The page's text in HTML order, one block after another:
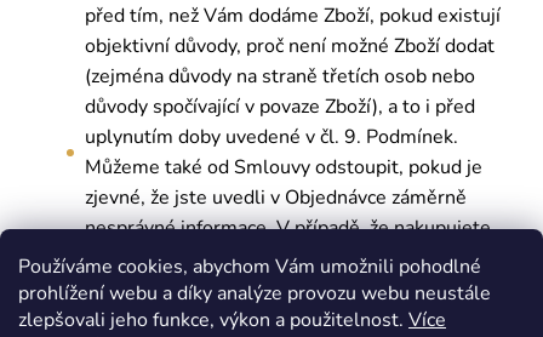
Používáme cookies, abychom Vám umožnili pohodlné
prohlížení webu a díky analýze provozu webu neustále
zlepšovali jeho funkce, výkon a použitelnost. Více
před tím, než Vám dodáme Zboží, pokud existují
objektivní důvody, proč není možné Zboží dodat
(zejména důvody na straně třetích osob nebo
důvody spočívající v povaze Zboží), a to i před
uplynutím doby uvedené v čl. 9. Podmínek.
Můžeme také od Smlouvy odstoupit, pokud je
zjevné, že jste uvedli v Objednávce záměrně
nesprávné informace. V případě, že nakupujete
zboží v rámci své podnikatelské činnosti, tedy jako
podnikatel, jsme oprávněni od Smlouvy odstoupit
kdykoli, i bez udání důvodu.